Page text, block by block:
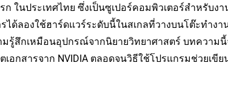
รก ในประเทศไทย ซึ่งเป็นซูเปอร์คอมพิวเตอร์สำหรั
ลองใช้ฮาร์ดแวร์ระดับนี้ในสเกลที่วางบนโต๊ะทำงา
สึกเหมือนอุปกรณ์จากนิยายวิทยาศาสตร์ บทความนี้
กสารจาก NVIDIA ตลอดจนวิธีใช้โปรแกรมช่วยเขี